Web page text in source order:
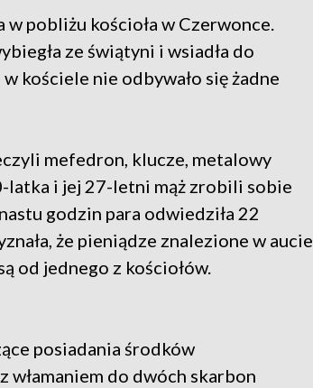
pobliżu kościoła w Czerwonce.
ze świątyni i wsiadła do
kościele nie odbywało się żadne
mefedron, klucze, metalowy
latka i jej 27-letni mąż zrobili sobie
godzin para odwiedziła 22
że pieniądze znalezione w aucie
od jednego z kościołów.
posiadania środków
włamaniem do dwóch skarbon